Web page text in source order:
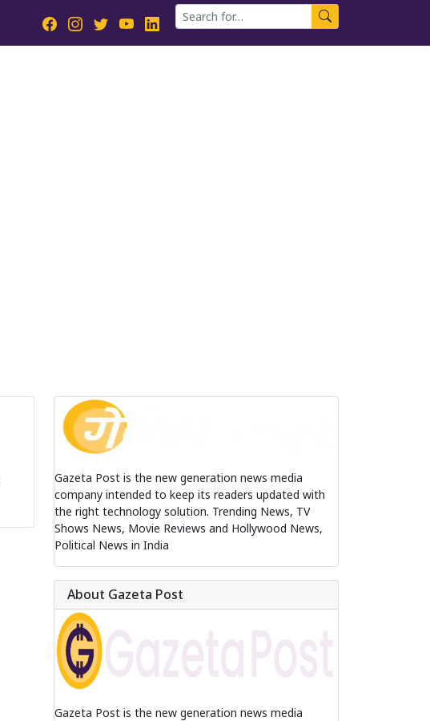
Gazeta Post is the new generation news media
company intended to keep its readers updated with
the right technology solution. Trending News, TV
Shows News, Movie Reviews and Hollywood News,
Political News in India
About Gazeta Post
Gazeta Post is the new generation news media